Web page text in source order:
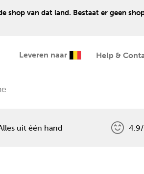
shop van dat land. Bestaat er geen
Leveren naar Help &
uit één hand